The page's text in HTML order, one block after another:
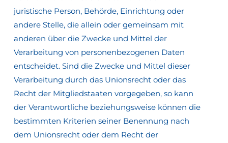
juristische Person, Behörde, Einrichtung oder
andere Stelle, die allein oder gemeinsam mit
anderen über die Zwecke und Mittel der
Verarbeitung von personenbezogenen Daten
entscheidet. Sind die Zwecke und Mittel dieser
Verarbeitung durch das Unionsrecht oder das
Recht der Mitgliedstaaten vorgegeben, so kann
der Verantwortliche beziehungsweise können die
bestimmten Kriterien seiner Benennung nach
dem Unionsrecht oder dem Recht der